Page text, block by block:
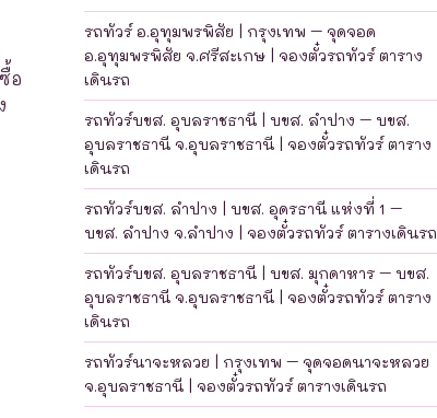
อ
รถทัวร์ อ.อุทุมพรพิสัย | กรุงเทพ – จุดจอด
อ.อุทุมพรพิสัย จ.ศรีสะเกษ | จองตั๋วรถทัวร์ ตาราง
เดินรถ
รถทัวร์บขส. อุบลราชธานี | บขส. ลำปาง – บขส.
อุบลราชธานี จ.อุบลราชธานี | จองตั๋วรถทัวร์ ตาราง
เดินรถ
รถทัวร์บขส. ลำปาง | บขส. อุดรธานี แห่งที่ 1 –
บขส. ลำปาง จ.ลำปาง | จองตั๋วรถทัวร์ ตารางเดินรถ
รถทัวร์บขส. อุบลราชธานี | บขส. มุกดาหาร – บขส.
อุบลราชธานี จ.อุบลราชธานี | จองตั๋วรถทัวร์ ตาราง
เดินรถ
รถทัวร์นาจะหลวย | กรุงเทพ – จุดจอดนาจะหลวย
จ.อุบลราชธานี | จองตั๋วรถทัวร์ ตารางเดินรถ